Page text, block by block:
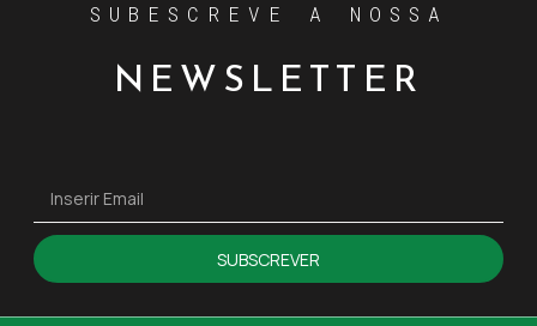
SUBESCREVE A NOSSA
NEWSLETTER
SUBSCREVER